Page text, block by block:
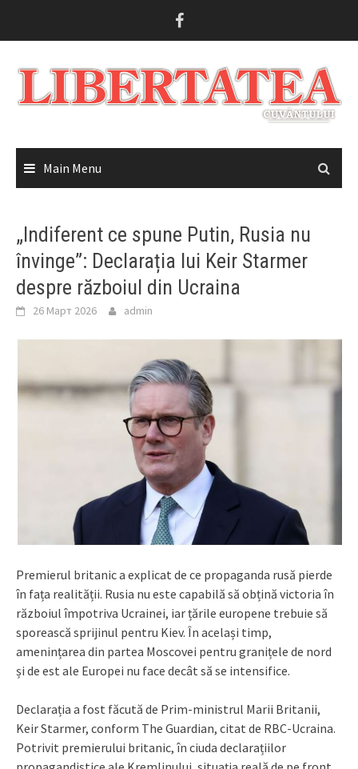
Main Menu
„Indiferent ce spune Putin, Rusia nu
învinge”: Declarația lui Keir Starmer
despre războiul din Ucraina
26 Март 2026 admin
Premierul britanic a explicat de ce propaganda rusă pierde
în fața realității. Rusia nu este capabilă să obțină victoria în
războiul împotriva Ucrainei, iar țările europene trebuie să
sporească sprijinul pentru Kiev. În același timp,
amenințarea din partea Moscovei pentru granițele de nord
și de est ale Europei nu face decât să se intensifice.
Declarația a fost făcută de Prim-ministrul Marii Britanii,
Keir Starmer, conform The Guardian, citat de RBC-Ucraina.
Potrivit premierului britanic, în ciuda declarațiilor